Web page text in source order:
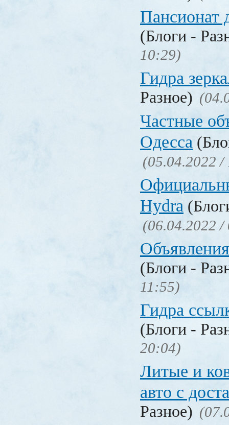
Пансионат
(Блоги -
10:29)
Гидра
Разное)
Частные
Одесса
(05.04.2022 /
Hydra
(06.04.2022 /
(Блоги -
11:55)
Гидра
(Блоги -
20:04)
Литые и
авто с
Разное)